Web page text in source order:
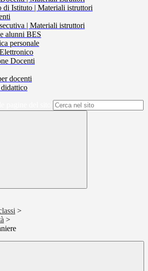
di Istituto | Materiali istruttori
| Materiali istruttori
alunni BES
personale
Docenti
docenti
>
>